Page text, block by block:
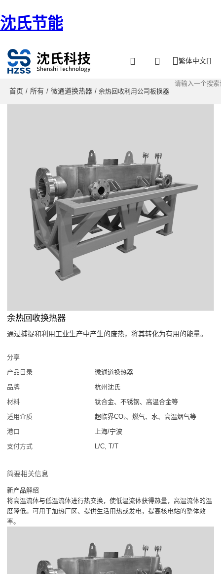
沈氏节能
繁体中文
首页 / 所有 / 微通道换热器 / 余热回收利用公司板换器
余热回收换热器
通过捕捉和利用工业生产中产生的废热，将其转化为有用的能量。
分享
产品目录
微通道换热器
品牌
杭州沈氏
材料
钛合金、不锈钢、高温合金等
适用介质
超临界CO₂、燃气、水、高温烟气等
港口
上海/宁波
支付方式
L/C, T/T
简要相关信息
新产品解绍
将高温流体与低温流体进行热交换，使低温流体获得热量，高温流体的温
度降低。可用于加热厂区、提供生活用热或发电，提高核电站的整体效
率。